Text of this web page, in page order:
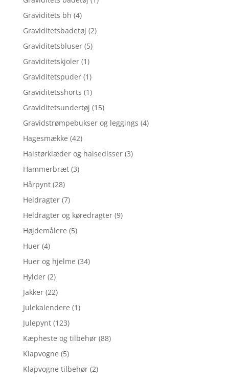
Graviditets bh (4)
Graviditetsbadetøj (2)
Graviditetsbluser (5)
Graviditetskjoler (1)
Graviditetspuder (1)
Graviditetsshorts (1)
Graviditetsundertøj (15)
Gravidstrømpebukser og leggings (4)
Hagesmække (42)
Halstørklæder og halsedisser (3)
Hammerbræt (3)
Hårpynt (28)
Heldragter (7)
Heldragter og køredragter (9)
Højdemålere (5)
Huer (4)
Huer og hjelme (34)
Hylder (2)
Jakker (22)
Julekalendere (1)
Julepynt (123)
Kæpheste og tilbehør (88)
Klapvogne (5)
Klapvogne tilbehør (2)